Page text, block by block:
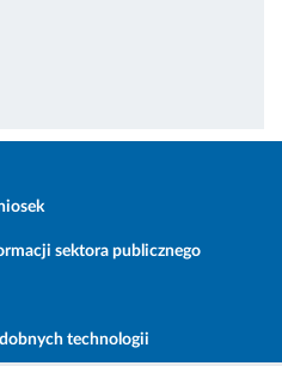
sektora publicznego
technologii